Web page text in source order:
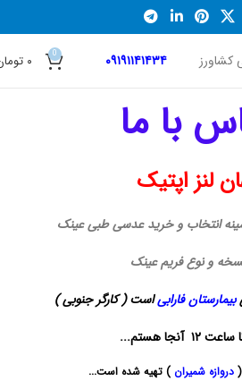
کشاورز ۰۹۱۹۱۱۴۱۴۳۴ 0 ۰
با ما
لنز اپتیک
انتخاب و خرید عدسی طبی عینک
و نوع فریم عینک
بیمارستانفارابیاست ( کارگر جنوبی )
آنجا هستم...
(دروازه شمیران ) تهیه شده است...